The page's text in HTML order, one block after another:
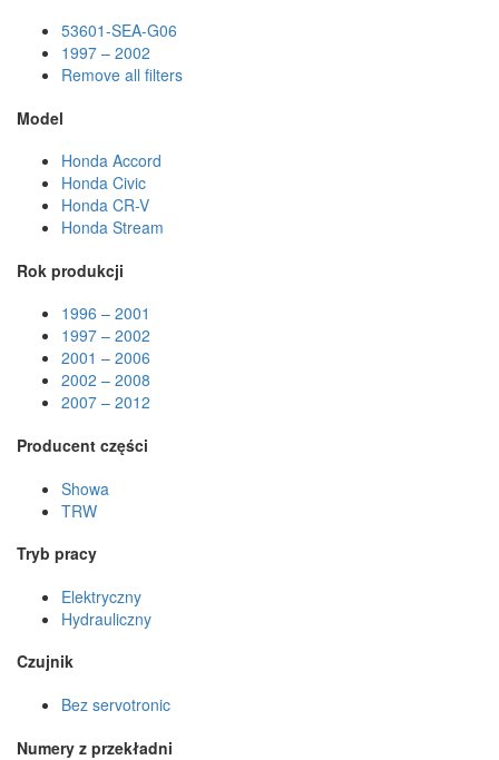
53601-SEA-G06
1997 – 2002
Remove all filters
Model
Honda Accord
Honda Civic
Honda CR-V
Honda Stream
Rok produkcji
1996 – 2001
1997 – 2002
2001 – 2006
2002 – 2008
2007 – 2012
Producent części
Showa
TRW
Tryb pracy
Elektryczny
Hydrauliczny
Czujnik
Bez servotronic
Numery z przekładni